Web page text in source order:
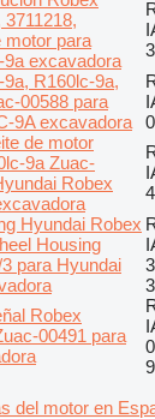
motor para
excavadora
R160lc-9a,
00588 para
9A excavadora
de motor
9a Zuac-
Robex
Hyundai Robex
Housing
para Hyundai
Robex
00491 para
del motor en